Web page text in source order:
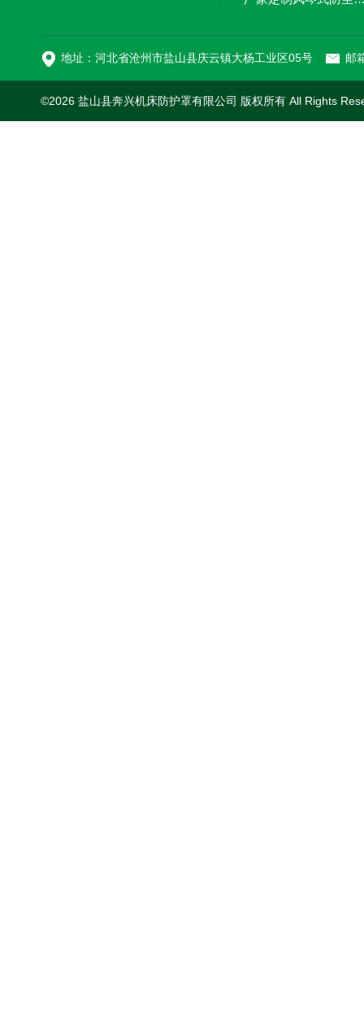
地址：河北省沧州市盐山县庆云镇大杨工业区05号 邮
©2026 盐山县奔兴机床防护罩有限公司 版权所有 All Rights